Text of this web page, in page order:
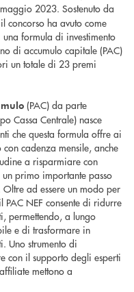
2023. Sostenuto da
concorso ha avuto come
formula di investimento
di accumulo capitale (PAC)
un totale di 23 premi
(PAC) da parte
Cassa Centrale) nasce
che questa formula offre ai
cadenza mensile, anche
a risparmiare con
primo importante passo
ad essere un modo per
NEF consente di ridurre
permettendo, a lungo
e di trasformare in
Uno strumento di
con il supporto degli esperti
mettono a